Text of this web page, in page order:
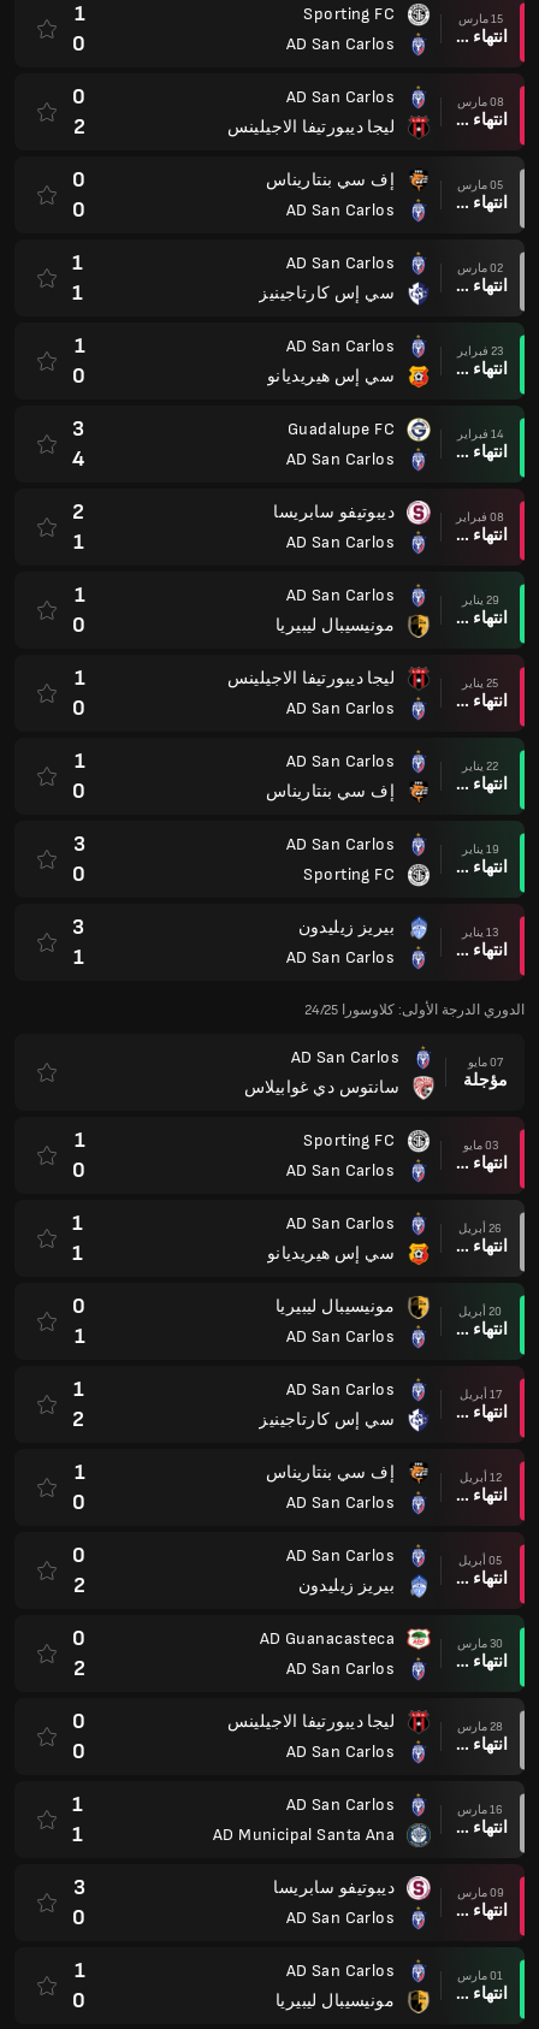
15 مارس
انتهاء وقت المباراة
Sporting FC
AD San Carlos
1
0
08 مارس
انتهاء وقت المباراة
AD San Carlos
ليجا ديبورتيفا الاجيلينس
0
2
05 مارس
انتهاء وقت المباراة
إف سي بنتاريناس
AD San Carlos
0
0
02 مارس
انتهاء وقت المباراة
AD San Carlos
سي إس كارتاجينيز
1
1
23 فبراير
انتهاء وقت المباراة
AD San Carlos
سي إس هيريديانو
1
0
14 فبراير
انتهاء وقت المباراة
Guadalupe FC
AD San Carlos
3
4
08 فبراير
انتهاء وقت المباراة
ديبوتيفو سابريسا
AD San Carlos
2
1
29 يناير
انتهاء وقت المباراة
AD San Carlos
مونيسيبال ليبيريا
1
0
25 يناير
انتهاء وقت المباراة
ليجا ديبورتيفا الاجيلينس
AD San Carlos
1
0
22 يناير
انتهاء وقت المباراة
AD San Carlos
إف سي بنتاريناس
1
0
19 يناير
انتهاء وقت المباراة
AD San Carlos
Sporting FC
3
0
13 يناير
انتهاء وقت المباراة
بيريز زيليدون
AD San Carlos
3
1
الدوري الدرجة الأولى: كلاوسورا 24/25
07 مايو
مؤجلة
AD San Carlos
سانتوس دي غوابيلاس
03 مايو
انتهاء وقت المباراة
Sporting FC
AD San Carlos
1
0
26 أبريل
انتهاء وقت المباراة
AD San Carlos
سي إس هيريديانو
1
1
20 أبريل
انتهاء وقت المباراة
مونيسيبال ليبيريا
AD San Carlos
0
1
17 أبريل
انتهاء وقت المباراة
AD San Carlos
سي إس كارتاجينيز
1
2
12 أبريل
انتهاء وقت المباراة
إف سي بنتاريناس
AD San Carlos
1
0
05 أبريل
انتهاء وقت المباراة
AD San Carlos
بيريز زيليدون
0
2
30 مارس
انتهاء وقت المباراة
AD Guanacasteca
AD San Carlos
0
2
28 مارس
انتهاء وقت المباراة
ليجا ديبورتيفا الاجيلينس
AD San Carlos
0
0
16 مارس
انتهاء وقت المباراة
AD San Carlos
AD Municipal Santa Ana
1
1
09 مارس
انتهاء وقت المباراة
ديبوتيفو سابريسا
AD San Carlos
3
0
01 مارس
انتهاء وقت المباراة
AD San Carlos
مونيسيبال ليبيريا
1
0